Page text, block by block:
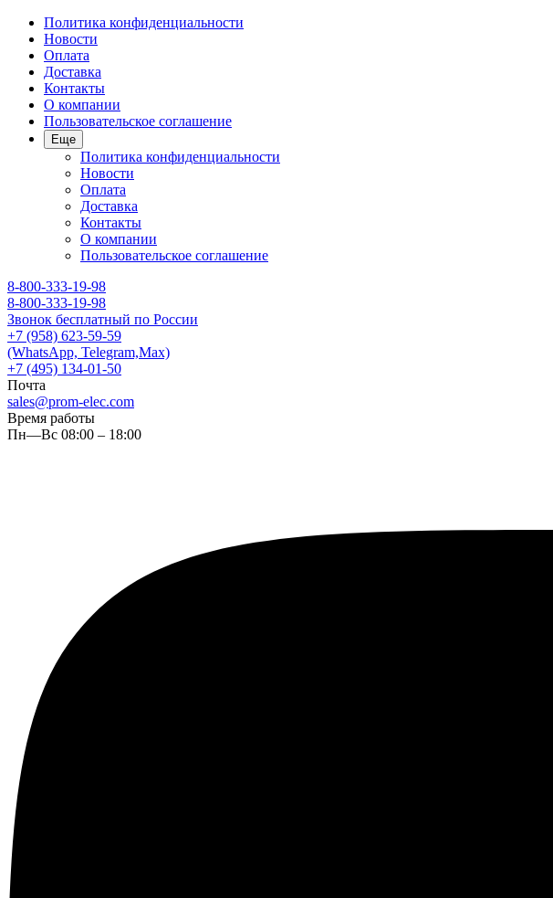
Политика конфиденциальности
Новости
Оплата
Доставка
Контакты
О компании
Пользовательское соглашение
Еще
Политика конфиденциальности
Новости
Оплата
Доставка
Контакты
О компании
Пользовательское соглашение
8-800-333-19-98
8-800-333-19-98
Звонок бесплатный по России
+7 (958) 623-59-59
(WhatsApp, Telegram,Max)
+7 (495) 134-01-50
Почта
sales@prom-elec.com
Время работы
Пн—Вс 08:00 – 18:00